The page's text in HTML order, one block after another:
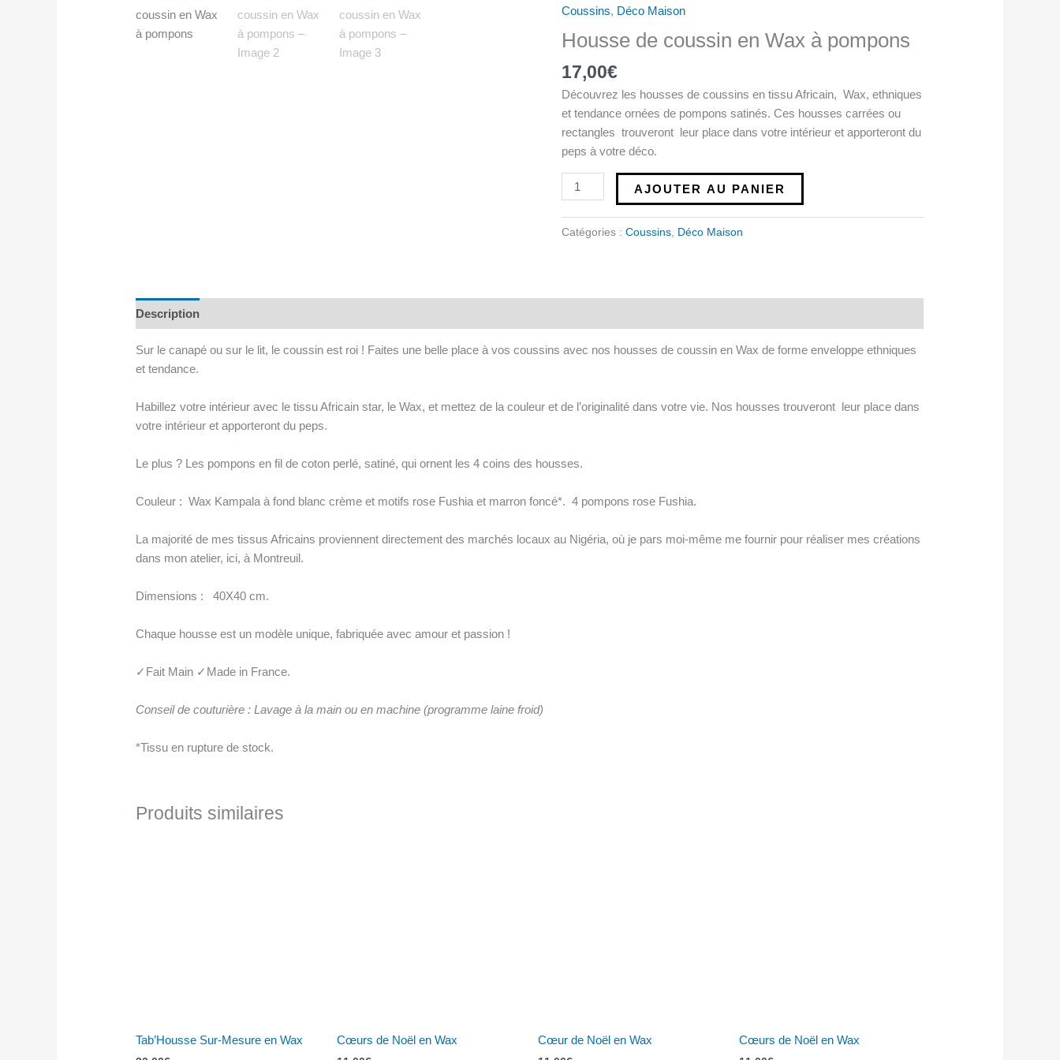
Coussins, Déco Maison
Housse de coussin en Wax à pompons
17,00€
Découvrez les housses de coussins en tissu Africain, Wax, ethniques
et tendance ornées de pompons satinés. Ces housses carrées ou
rectangles trouveront leur place dans votre intérieur et apporteront du
peps à votre déco.
coussin
Wax
à
pompons
AJOUTER AU PANIER
Catégories : Coussins, Déco Maison
Description
Sur le canapé ou sur le lit, le coussin est roi ! Faites une belle place à vos coussins avec nos housses de coussin en Wax de forme enveloppe ethniques
et tendance.
Habillez votre intérieur avec le tissu Africain star, le Wax, et mettez de la couleur et de l’originalité dans votre vie. Nos housses trouveront leur place dans
votre intérieur et apporteront du peps.
Le plus ? Les pompons en fil de coton perlé, satiné, qui ornent les 4 coins des housses.
Couleur : Wax Kampala à fond blanc crème et motifs rose Fushia et marron foncé*. 4 pompons rose Fushia.
La majorité de mes tissus Africains proviennent directement des marchés locaux au Nigéria, où je pars moi-même me fournir pour réaliser mes créations
dans mon atelier, ici, à Montreuil.
Dimensions : 40X40 cm.
Chaque housse est un modèle unique, fabriquée avec amour et passion !
✓Fait Main ✓Made in France.
Conseil de couturière : Lavage à la main ou en machine (programme laine froid)
*Tissu en rupture de stock.
Produits similaires
Tab’Housse Sur-Mesure en Wax Cœurs de Noël en Wax Cœur de Noël en Wax Cœurs de Noël en Wax